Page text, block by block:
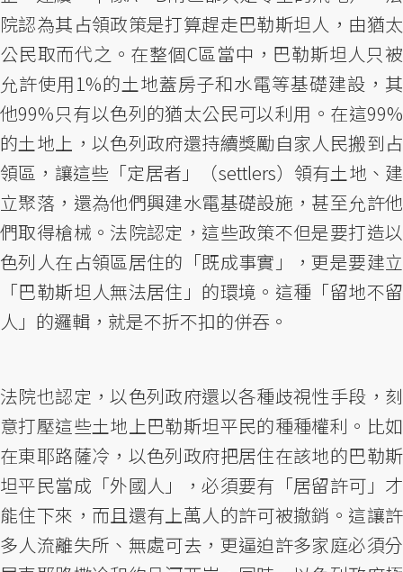
院認為其占領政策是打算趕走巴勒斯坦人，由猶太
公民取而代之。在整個C區當中，巴勒斯坦人只被
允許使用1%的土地蓋房子和水電等基礎建設，其
他99%只有以色列的猶太公民可以利用。在這99%
的土地上，以色列政府還持續獎勵自家人民搬到占
領區，讓這些「定居者」（settlers）領有土地、建
立聚落，還為他們興建水電基礎設施，甚至允許他
們取得槍械。法院認定，這些政策不但是要打造以
色列人在占領區居住的「既成事實」，更是要建立
「巴勒斯坦人無法居住」的環境。這種「留地不留
人」的邏輯，就是不折不扣的併吞。
法院也認定，以色列政府還以各種歧視性手段，刻
意打壓這些土地上巴勒斯坦平民的種種權利。比如
在東耶路薩冷，以色列政府把居住在該地的巴勒斯
坦平民當成「外國人」，必須要有「居留許可」才
能住下來，而且還有上萬人的許可被撤銷。這讓許
多人流離失所、無處可去，更逼迫許多家庭必須分